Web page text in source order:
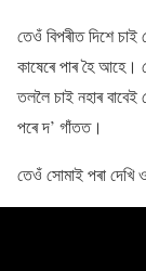
তেওঁ বিপৰীত দিশে
কাষেৰে পাৰ হৈ আহে।
তললৈ চাই নহাৰ
পৰে দ’ গাঁতত।
তেওঁ সোমাই পৰা